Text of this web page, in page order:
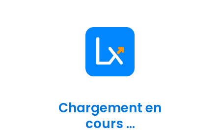
Chargement en
cours ...